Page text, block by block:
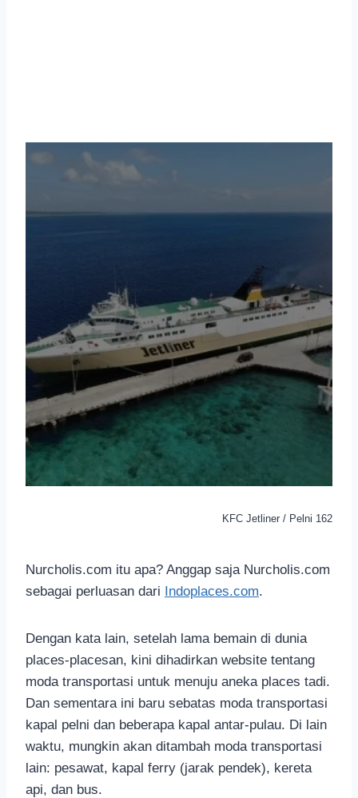
KFC Jetliner / Pelni 162
Nurcholis.com itu apa? Anggap saja Nurcholis.com
sebagai perluasan dari Indoplaces.com.
Dengan kata lain, setelah lama bemain di dunia
places-placesan, kini dihadirkan website tentang
moda transportasi untuk menuju aneka places tadi.
Dan sementara ini baru sebatas moda transportasi
kapal pelni dan beberapa kapal antar-pulau. Di lain
waktu, mungkin akan ditambah moda transportasi
lain: pesawat, kapal ferry (jarak pendek), kereta
api, dan bus.